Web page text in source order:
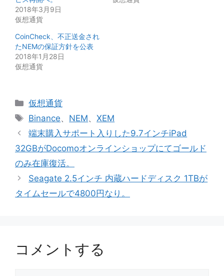
2018年3月9日
仮想通貨
CoinCheck、不正送金され
たNEMの保証方針を公表
2018年1月28日
仮想通貨
カ
テ
リ
ー
仮想通貨
タ
グ
Binance、 NEM、XEM
端末購入サポート入りした9.7インチiPad
32GBがDocomoオンラインショップにてゴールド
のみ在庫復活。
Seagate 2.5インチ 内蔵ハードディスク 1TBが
タイムセールで4800円なり。
コメントする